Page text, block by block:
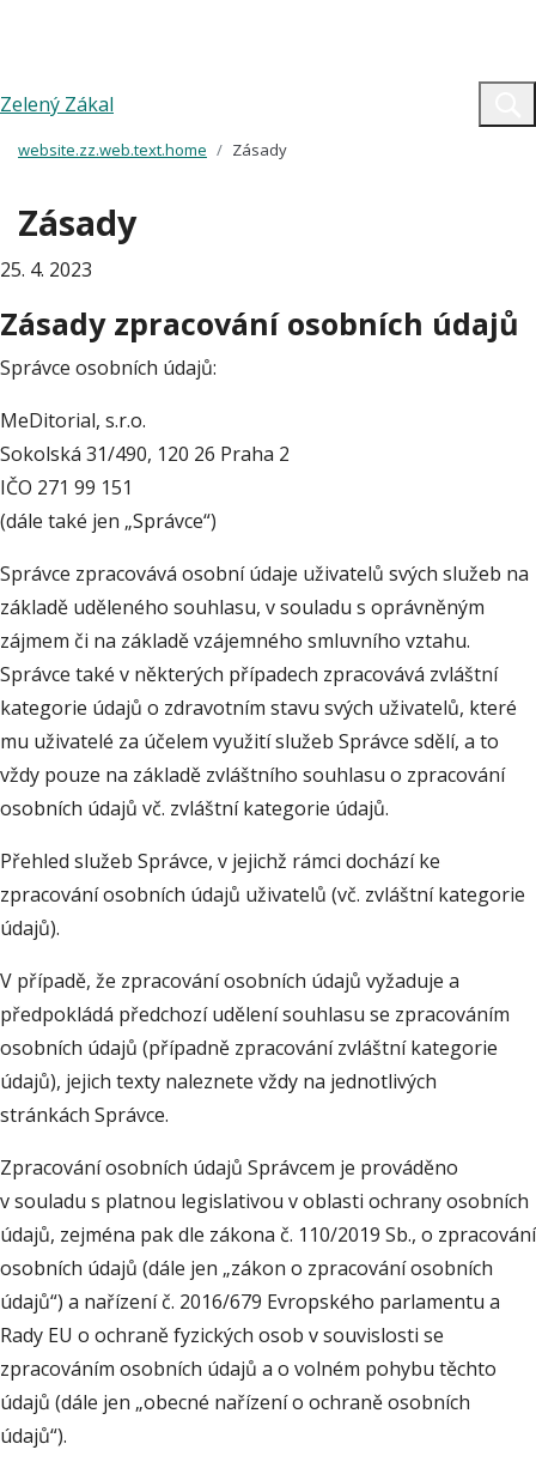
Zelený Zákal
website.zz.web.text.home Zásady
Zásady
25. 4. 2023
Zásady zpracování osobních údajů
Správce osobních údajů:
MeDitorial, s.r.o.
Sokolská 31/490, 120 26 Praha 2
IČO 271 99 151
(dále také jen „Správce“)
Správce zpracovává osobní údaje uživatelů svých služeb na
základě uděleného souhlasu, v souladu s oprávněným
zájmem či na základě vzájemného smluvního vztahu.
Správce také v některých případech zpracovává zvláštní
kategorie údajů o zdravotním stavu svých uživatelů, které
mu uživatelé za účelem využití služeb Správce sdělí, a to
vždy pouze na základě zvláštního souhlasu o zpracování
osobních údajů vč. zvláštní kategorie údajů.
Přehled služeb Správce, v jejichž rámci dochází ke
zpracování osobních údajů uživatelů (vč. zvláštní kategorie
údajů).
V případě, že zpracování osobních údajů vyžaduje a
předpokládá předchozí udělení souhlasu se zpracováním
osobních údajů (případně zpracování zvláštní kategorie
údajů), jejich texty naleznete vždy na jednotlivých
stránkách Správce.
Zpracování osobních údajů Správcem je prováděno
v souladu s platnou legislativou v oblasti ochrany osobních
údajů, zejména pak dle zákona č. 110/2019 Sb., o zpracování
osobních údajů (dále jen „zákon o zpracování osobních
údajů“) a nařízení č. 2016/679 Evropského parlamentu a
Rady EU o ochraně fyzických osob v souvislosti se
zpracováním osobních údajů a o volném pohybu těchto
údajů (dále jen „obecné nařízení o ochraně osobních
údajů“).